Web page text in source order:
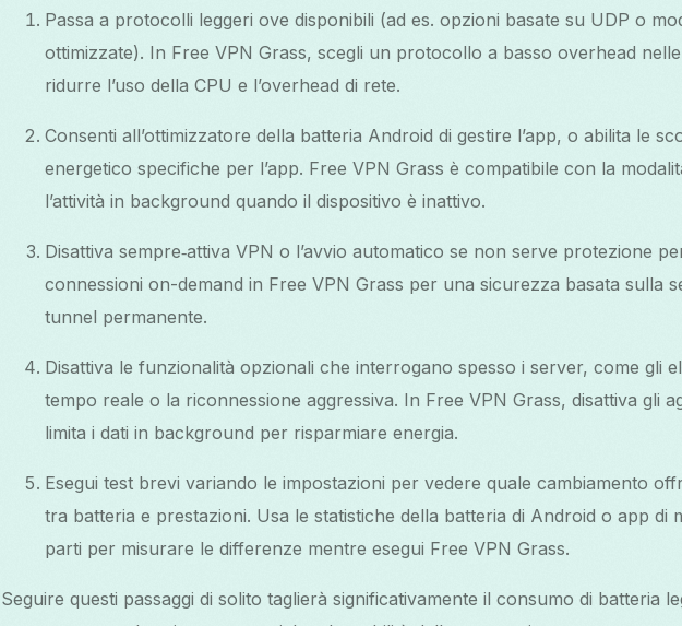
Passa a protocolli leggeri ove disponibili (ad es. opzioni basate su UDP o
ottimizzate). In Free VPN Grass, scegli un protocollo a basso overhead
ridurre l’uso della CPU e l’overhead di rete.
Consenti all’ottimizzatore della batteria Android di gestire l’app, o abilita le
energetico specifiche per l’app. Free VPN Grass è compatibile con la
l’attività in background quando il dispositivo è inattivo.
Disattiva sempre‑attiva VPN o l’avvio automatico se non serve protezione
connessioni on-demand in Free VPN Grass per una sicurezza basata sulla
tunnel permanente.
Disattiva le funzionalità opzionali che interrogano spesso i server, come gli
tempo reale o la riconnessione aggressiva. In Free VPN Grass, disattiva gli
limita i dati in background per risparmiare energia.
Esegui test brevi variando le impostazioni per vedere quale cambiamento
tra batteria e prestazioni. Usa le statistiche della batteria di Android o app di
parti per misurare le differenze mentre esegui Free VPN Grass.
Seguire questi passaggi di solito taglierà significativamente il consumo di batteria